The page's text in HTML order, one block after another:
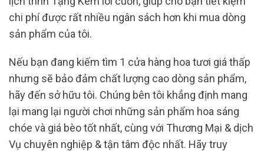
chi phí được rất nhiều ngân sách hơn khi mua dòng
sản phẩm của tôi.
Nếu bạn đang kiếm tìm 1 cửa hàng hoa tươi giá thấp
nhưng sẽ bảo đảm chất lượng cao dòng sản phẩm,
hãy đến sở hữu tôi. Chúng bên tôi khẳng định mang
lại mang lại người chơi những sản phẩm hoa sáng
chóe và giá bèo tốt nhất, cùng với Thương Mại & dịch
Vụ chuyên nghiệp & tận tâm độc nhất. Hãy truy